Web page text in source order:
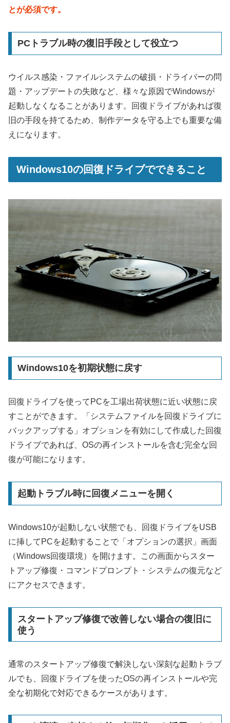
とが必須です。
PCトラブル時の復旧手段として役立つ
ウイルス感染・ファイルシステムの破損・ドライバーの問
題・アップデートの失敗など、様々な原因でWindowsが
起動しなくなることがあります。回復ドライブがあれば復
旧の手段を持てるため、制作データを守る上でも重要な備
えになります。
Windows10の回復ドライブでできること
Windows10を初期状態に戻す
回復ドライブを使ってPCを工場出荷状態に近い状態に戻
すことができます。「システムファイルを回復ドライブに
バックアップする」オプションを有効にして作成した回復
ドライブであれば、OSの再インストールを含む完全な回
復が可能になります。
起動トラブル時に回復メニューを開く
Windows10が起動しない状態でも、回復ドライブをUSB
に挿してPCを起動することで「オプションの選択」画面
（Windows回復環境）を開けます。この画面からスター
トアップ修復・コマンドプロンプト・システムの復元など
にアクセスできます。
スタートアップ修復で改善しない場合の復旧に
使う
通常のスタートアップ修復で解決しない深刻な起動トラブ
ルでも、回復ドライブを使ったOSの再インストールや完
全な初期化で対応できるケースがあります。